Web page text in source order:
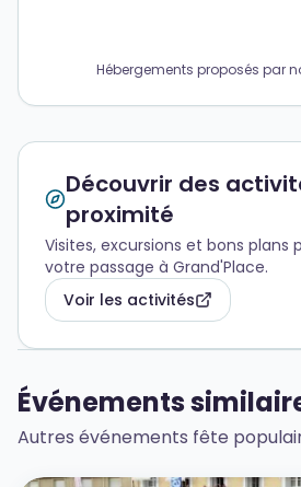
Hébergements proposés par
Découvrir des
proximité
Visites, excursions et bons plans
votre passage à Grand'Place.
Voir les activités
Événements
Autres événements fête